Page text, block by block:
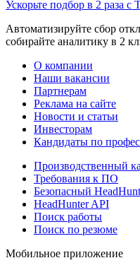
Ускорьте подбор в 2 раза с
Автоматизируйте сбор
собирайте аналитику в 2
О компании
Наши вакансии
Партнерам
Реклама на сайте
Новости и статьи
Инвесторам
Кандидаты по
Производственный
Требования к ПО
Безопасный
HeadHunter API
Поиск работы
Поиск по резюме
Мобильное приложение